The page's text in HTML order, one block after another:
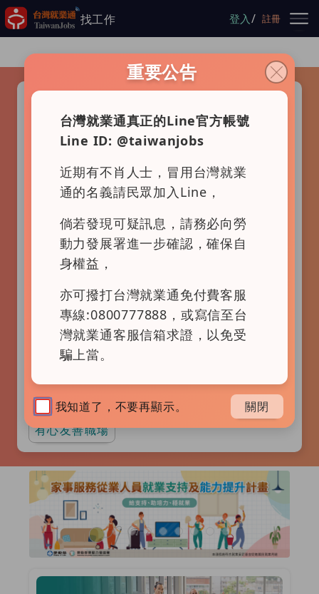
跳到主要內容
找工作 登入/ 註冊
請選擇查詢項目
查詢
上市上櫃
行政後勤
物流司機
有心友善職場
廣告輪播區
前一張廣告 後一張
重要公告
台灣就業通真正的Line官方帳號
Line ID: @taiwanjobs
近期有不肖人士，冒用台灣就業
通的名義請民眾加入Line，
倘若發現可疑訊息，請務必向勞
動力發展署進一步確認，確保自
身權益，
亦可撥打台灣就業通免付費客服
專線:0800777888，或寫信至台
灣就業通客服信箱求證，以免受
騙上當。
我知道了，不要再顯示。 關閉